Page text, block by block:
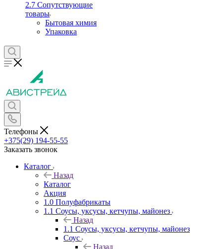
2.7 Сопутствующие
товары
Бытовая химия
Упаковка
Телефоны
+375(29) 194-55-55
Заказать звонок
Каталог
Назад
Каталог
Акция
1.0 Полуфабрикаты
1.1 Соусы, уксусы, кетчупы, майонез
Назад
1.1 Соусы, уксусы, кетчупы, майонез
Соус
Назад